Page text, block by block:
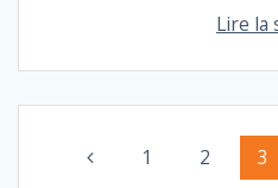
Lire la
Page
1 Page
2 3